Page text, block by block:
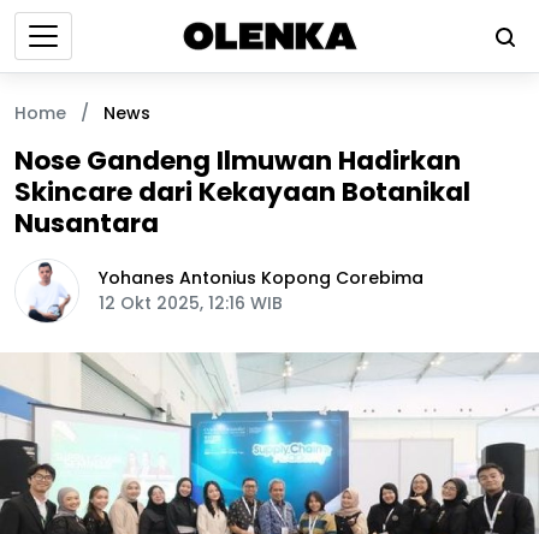
Home / News
Nose Gandeng Ilmuwan Hadirkan
Skincare dari Kekayaan Botanikal
Nusantara
Yohanes Antonius Kopong Corebima
12 Okt 2025, 12:16 WIB